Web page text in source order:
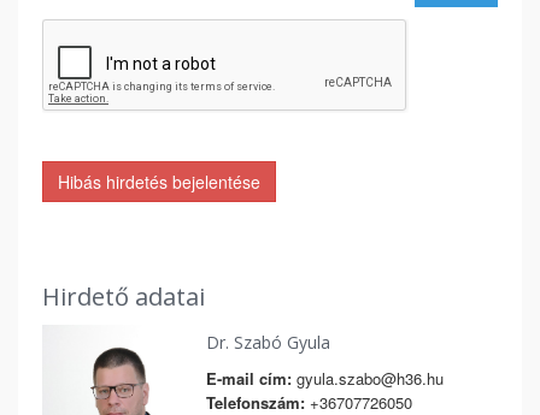
Hibás hirdetés bejelentése
Hirdető adatai
Dr. Szabó Gyula
E-mail cím:gyula.szabo@h36.hu
Telefonszám:+36707726050